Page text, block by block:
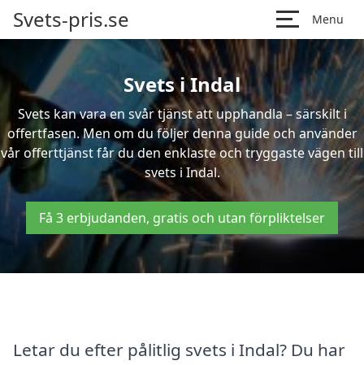
Svets-pris.se Menu
Svets i Indal
Svets kan vara en svår tjänst att upphandla – särskilt i
offertfasen. Men om du följer denna guide och använder
vår offerttjänst får du den enklaste och tryggaste vägen till
svets i Indal.
Få 3 erbjudanden, gratis och utan förpliktelser
Letar du efter pålitlig svets i Indal? Du har